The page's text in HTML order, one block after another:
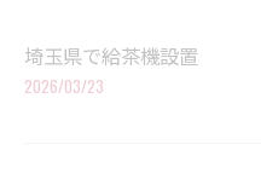
埼玉県で給茶機設置
2026/03/23